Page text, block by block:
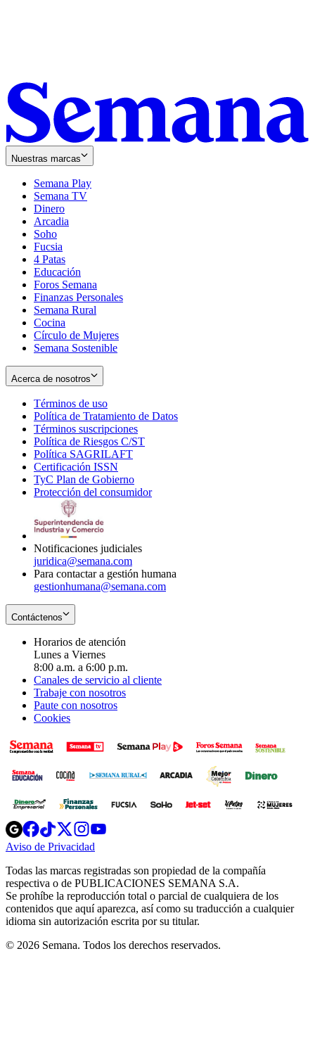
Nuestras marcas
Semana Play
Semana TV
Dinero
Arcadia
Soho
in
new
window
Fucsia
in
new
window
4 Patas
Educación
Foros Semana
Finanzas Personales
Semana Rural
Cocina
Círculo de Mujeres
Semana Sostenible
Acerca de nosotros
Términos de uso
in
new
window
Política de Tratamiento de Datos
Términos suscripciones
in
Política de Riesgos C/ST
Política SAGRILAFT
new
window
Certificación ISSN
in
new
TyC Plan de Gobierno
in
Protección del consumidorOpens
Notificaciones judiciales
juridica@semana.com
Para contactar a gestión humana
gestionhumana@semana.com
Contáctenos
Horarios de atención
Lunes a Viernes
8:00 a.m. a 6:00 p.m.
Canales de servicio al cliente
Trabaje con nosotros
Paute con nosotros
Cookies
Opens
in
new
Opens
in
new
Opens
in
new
window
Opens
new
windowwindow
Aviso de Privacidad
new
window
Todas las marcas registradas son propiedad de la compañía
respectiva o de PUBLICACIONES SEMANA S.A.
Se prohíbe la reproducción total o parcial de cualquiera de los
contenidos que aquí aparezca, así como su traducción a cualquier
idioma sin autorización escrita por su titular.
© 2026 Semana. Todos los derechos reservados.